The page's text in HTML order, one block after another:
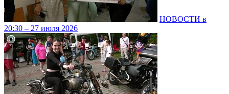
НОВОСТИ в
20:30 – 27 июля 2026